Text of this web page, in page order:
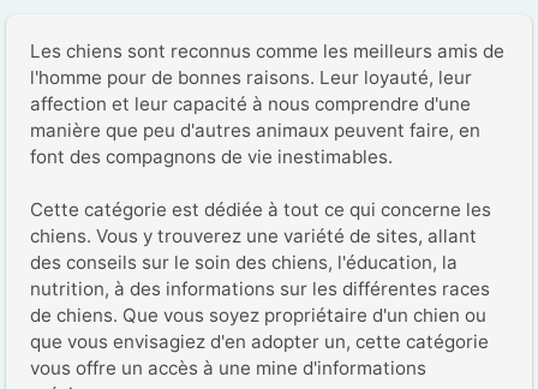
Les chiens sont reconnus comme les meilleurs amis de
l'homme pour de bonnes raisons. Leur loyauté, leur
affection et leur capacité à nous comprendre d'une
manière que peu d'autres animaux peuvent faire, en
font des compagnons de vie inestimables.
Cette catégorie est dédiée à tout ce qui concerne les
chiens. Vous y trouverez une variété de sites, allant
des conseils sur le soin des chiens, l'éducation, la
nutrition, à des informations sur les différentes races
de chiens. Que vous soyez propriétaire d'un chien ou
que vous envisagiez d'en adopter un, cette catégorie
vous offre un accès à une mine d'informations